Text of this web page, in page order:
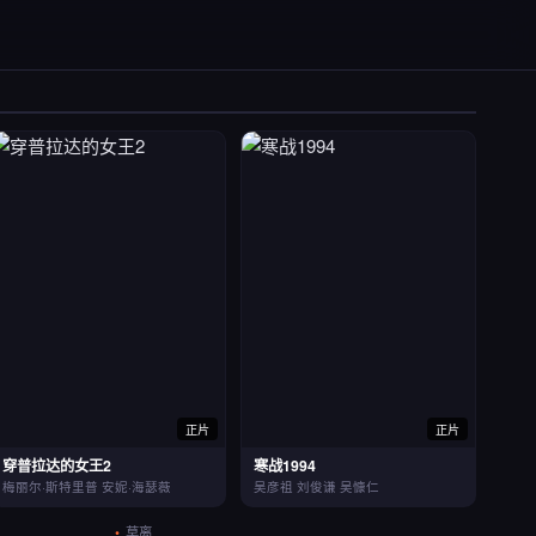
正片
穿普拉达的女王2
梅丽尔·斯特里普 安妮·海瑟薇
正片
寒战1994
吴彦祖 刘俊谦 吴慷仁
莫离